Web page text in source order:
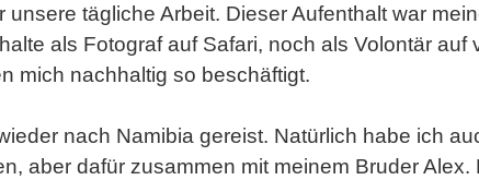
tägliche Arbeit. Dieser Aufenthalt war
als Fotograf auf Safari, noch als Volontär auf
mich nachhaltig so beschäftigt.
nach Namibia gereist. Natürlich habe ich
aber dafür zusammen mit meinem Bruder